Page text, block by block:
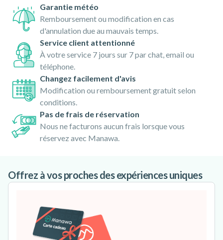
Garantie météo
Remboursement ou modification en cas
d'annulation due au mauvais temps.
Service client attentionné
À votre service 7 jours sur 7 par chat, email ou
téléphone.
Changez facilement d'avis
Modification ou remboursement gratuit selon
conditions.
Pas de frais de réservation
Nous ne facturons aucun frais lorsque vous
réservez avec Manawa.
Offrez à vos proches des expériences uniques